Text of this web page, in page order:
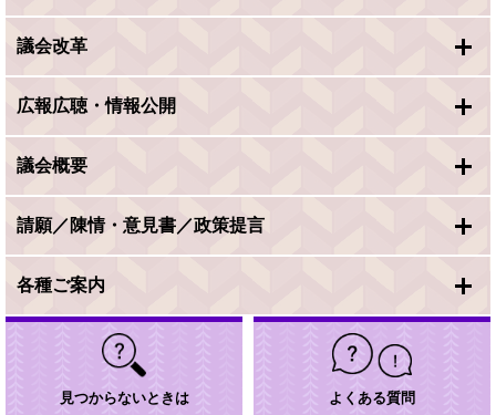
議会改革
広報広聴・情報公開
議会概要
請願／陳情・意見書／政策提言
各種ご案内
見つからないときは よくある質問